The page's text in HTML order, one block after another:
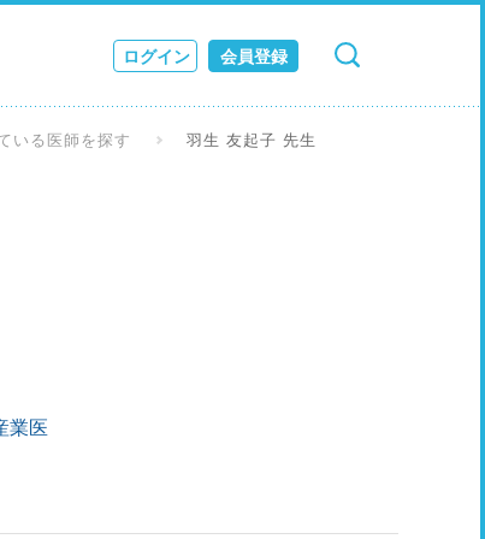
ログイン 会員登録
検索 キャンセル
いる医師を探す 羽生 友起子 先生
業医